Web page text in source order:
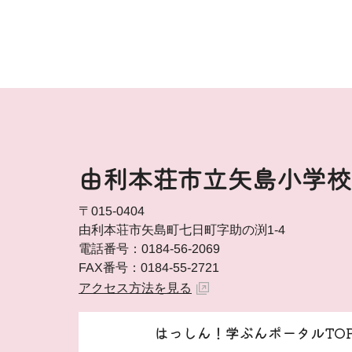
由利本荘市立矢島小学校
〒015-0404
由利本荘市矢島町七日町字助の渕1-4
電話番号：0184-56-2069
FAX番号：0184-55-2721
アクセス方法を見る
はっしん！学ぶんポータル